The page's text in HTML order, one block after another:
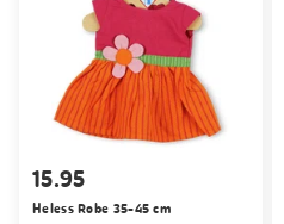
15.95
Heless Robe 35-45 cm